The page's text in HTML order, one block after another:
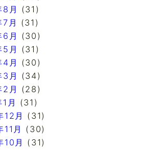
月 (31)
月
(31)
月 (30)
月 (31)
月 (30)
月 (34)
月 (28)
月
(31)
12月
(31)
月 (30)
10月
(31)